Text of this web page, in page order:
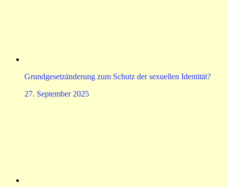
Grundgesetzänderung zum Schutz der sexuellen Identität?
27. September 2025